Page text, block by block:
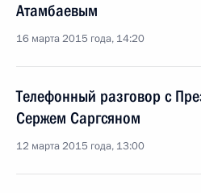
Атамбаевым
16 марта 2015 года, 14:20
Телефонный разговор с
Сержем Саргсяном
12 марта 2015 года, 13:00